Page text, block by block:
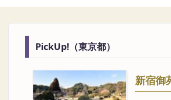
PickUp!（東京都）
新宿御